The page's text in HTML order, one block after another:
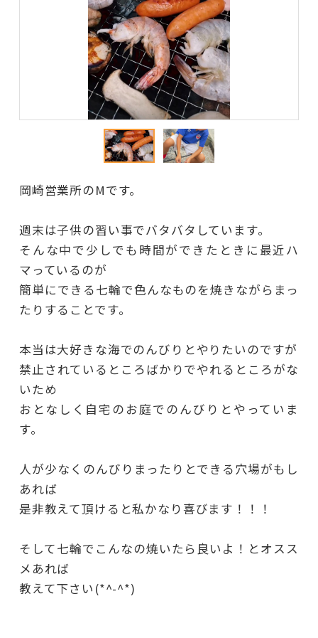
岡崎営業所のMです。
週末は子供の習い事でバタバタしています。
そんな中で少しでも時間ができたときに最近ハ
マっているのが
簡単にできる七輪で色んなものを焼きながらまっ
たりすることです。
本当は大好きな海でのんびりとやりたいのですが
禁止されているところばかりでやれるところがな
いため
おとなしく自宅のお庭でのんびりとやっていま
す。
人が少なくのんびりまったりとできる穴場がもし
あれば
是非教えて頂けると私かなり喜びます！！！
そして七輪でこんなの焼いたら良いよ！とオスス
メあれば
教えて下さい(*^-^*)